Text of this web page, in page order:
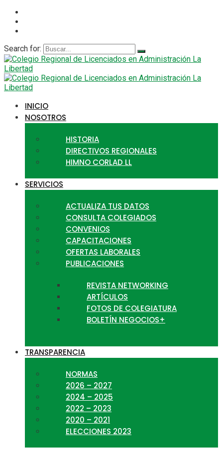
Search for:
INICIO
NOSOTROS
HISTORIA
DIRECTIVOS REGIONALES
HIMNO CORLAD LL
SERVICIOS
ACTUALIZA TUS DATOS
CONSULTA COLEGIADOS
CONVENIOS
CAPACITACIONES
OFERTAS LABORALES
PUBLICACIONES
REVISTA NETWORKING
ARTÍCULOS
FOTOS DE COLEGIATURA
BOLETÍN NEGOCIOS+
TRANSPARENCIA
NORMAS
2026 – 2027
2024 – 2025
2022 – 2023
2020 – 2021
ELECCIONES 2023